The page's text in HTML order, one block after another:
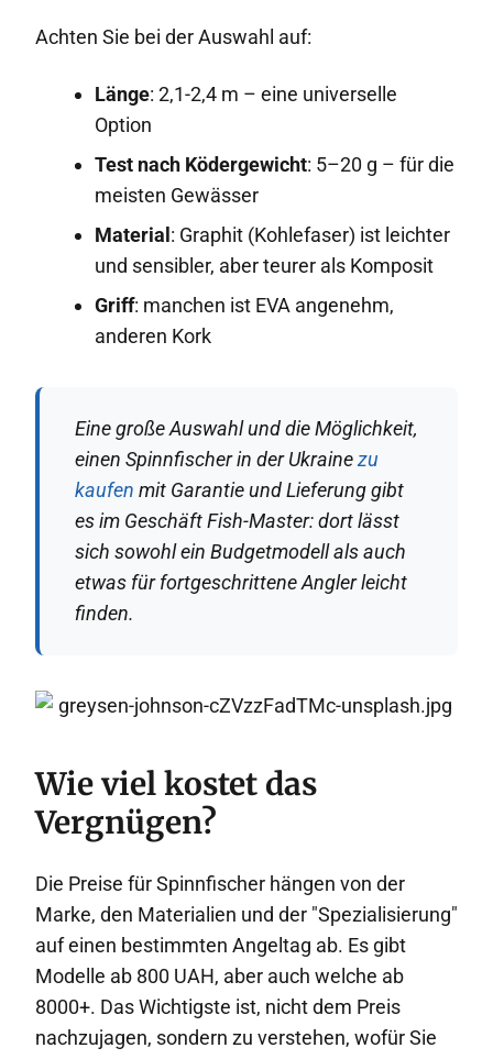
Achten Sie bei der Auswahl auf:
Länge: 2,1-2,4 m – eine universelle
Option
Test nach Ködergewicht: 5–20 g – für die
meisten Gewässer
Material : Graphit (Kohlefaser) ist leichter
und sensibler, aber teurer als Komposit
Griff: manchen ist EVA angenehm,
anderen Kork
Eine große Auswahl und die Möglichkeit,
einen Spinnfischer in der Ukrainezu
kaufen mit Garantie und Lieferung gibt
es im Geschäft Fish-Master: dort lässt
sich sowohl ein Budgetmodell als auch
etwas für fortgeschrittene Angler leicht
finden.
Wie viel kostet das
Vergnügen?
Die Preise für Spinnfischer hängen von der
Marke, den Materialien und der "Spezialisierung"
auf einen bestimmten Angeltag ab. Es gibt
Modelle ab 800 UAH, aber auch welche ab
8000+. Das Wichtigste ist, nicht dem Preis
nachzujagen, sondern zu verstehen, wofür Sie